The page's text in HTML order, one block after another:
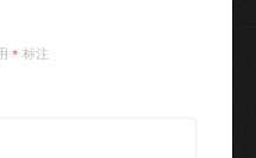
* 标注